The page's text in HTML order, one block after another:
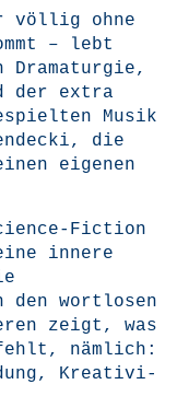
völ­lig ohne
– lebt
Dra­ma­tur­gie,
der extra
Musik
die
eige­nen
Fic­tion
inne­re
den wort­lo­sen
zeigt, was
näm­lich:
Krea­ti­vi­